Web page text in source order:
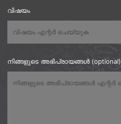
വിഷയം
നിങ്ങളുടെ അഭിപ്രായങ്ങൾ (optional)